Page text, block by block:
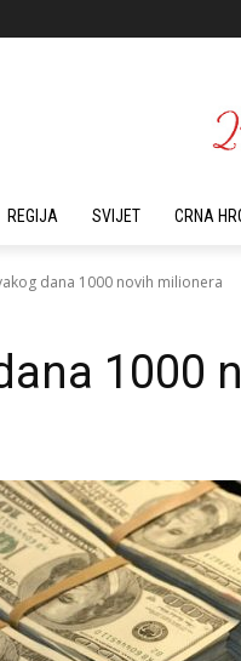
REGIJA SVIJET CRNA
dana 1000 novih milionera
1000